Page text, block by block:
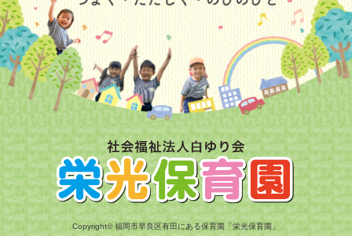
Copyright©福岡市早良区有田にある保育園「栄光保育園」